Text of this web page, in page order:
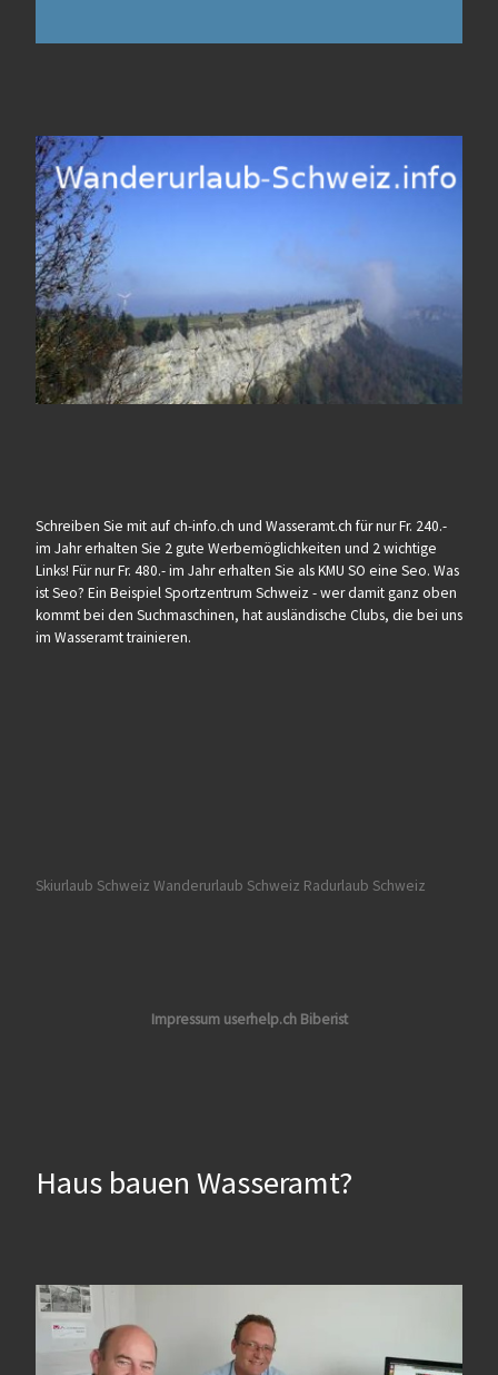
Schreiben Sie mit auf ch-info.ch und Wasseramt.ch für nur Fr. 240.-
im Jahr erhalten Sie 2 gute Werbemöglichkeiten und 2 wichtige
Links! Für nur Fr. 480.- im Jahr erhalten Sie als KMU SO eine Seo. Was
ist Seo? Ein Beispiel Sportzentrum Schweiz - wer damit ganz oben
kommt bei den Suchmaschinen, hat ausländische Clubs, die bei uns
im Wasseramt trainieren.
Skiurlaub Schweiz Wanderurlaub Schweiz Radurlaub Schweiz
Impressum userhelp.ch Biberist
Haus bauen Wasseramt?